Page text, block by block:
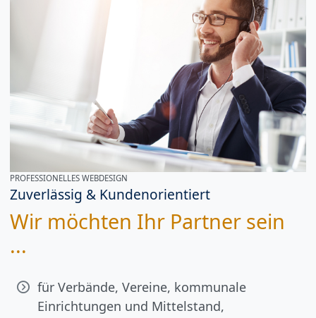
PROFESSIONELLES WEBDESIGN
Zuverlässig & Kundenorientiert
Wir möchten Ihr Partner sein
...
für Verbände, Vereine, kommunale
Einrichtungen und Mittelstand,